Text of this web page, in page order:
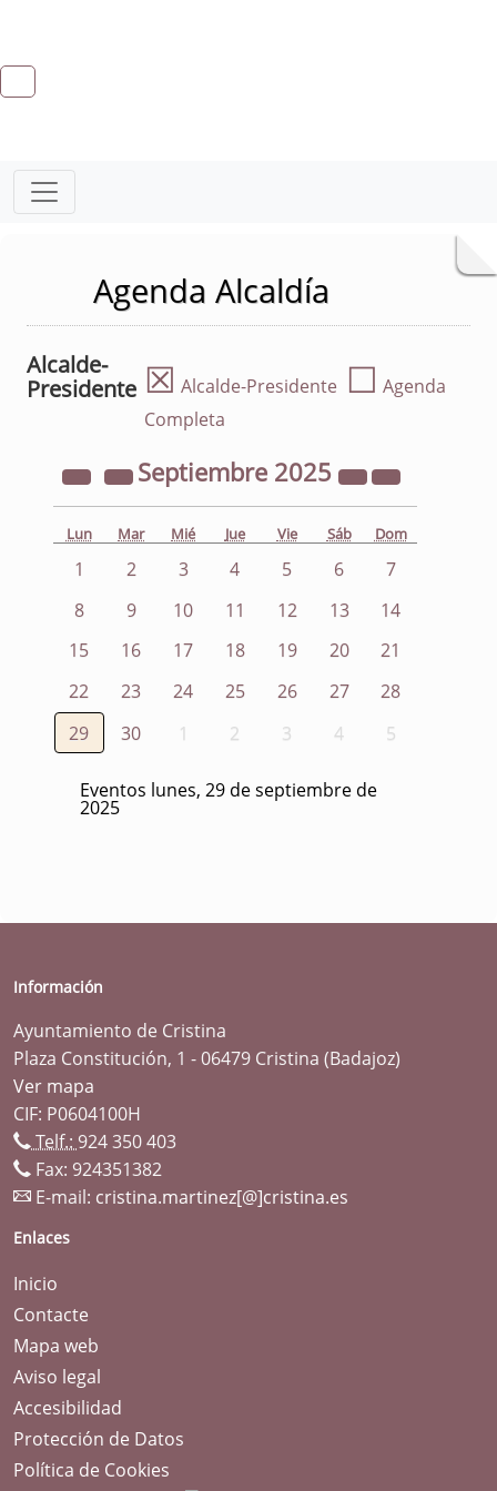
Agenda Alcaldía
Alcalde-
Presidente ☒ Alcalde-Presidente ☐ Agenda
Completa
Septiembre 2025
Lun Mar Mié Jue Vie Sáb Dom
1 2 3 4 5 6
7
8
9 10 11 12 13
14
15
16 17 18 19 20
21
22
23 24 25 26 27
28
29
30 1 2 3 4 5
Eventos lunes, 29 de septiembre de
2025
Información
Ayuntamiento de Cristina
Plaza Constitución, 1 - 06479 Cristina (Badajoz)
Ver mapa
CIF: P0604100H
Telf.: 924 350 403
Fax: 924351382
E-mail: cristina.martinez[@]cristina.es
Enlaces
Inicio
Contacte
Mapa web
Aviso legal
Accesibilidad
Protección de Datos
Política de Cookies